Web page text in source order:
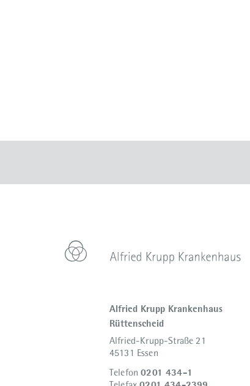
Alfried Krupp Krankenhaus
Rüttenscheid
Alfried-Krupp-Straße 21
45131 Essen
Telefon0201 434-1